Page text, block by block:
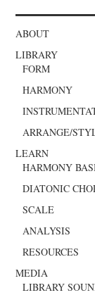
ABOUT
LIBRARY
FORM
HARMONY
ARRANGE/
LEARN
HARMONY
DIATONIC
SCALE
ANALYSIS
RESOURCES
MEDIA
LIBRARY